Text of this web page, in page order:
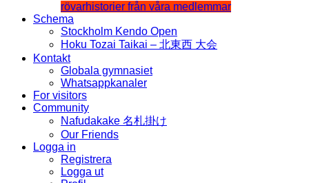
rövarhistorier från våra medlemmar
Schema
Stockholm Kendo Open
Hoku Tozai Taikai – 北東西 大会
Kontakt
Globala gymnasiet
Whatsappkanaler
For visitors
Community
Nafudakake 名札掛け
Our Friends
Logga in
Registrera
Logga ut